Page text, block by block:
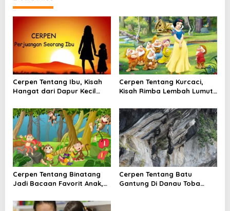
n
a
v
i
g
a
t
i
o
n
Cerpen Tentang Ibu, Kisah
Hangat dari Dapur Kecil
Pulang
Cerpen Tentang Kurcaci,
Kisah Rimba Lembah Lumut
Cerpen Tentang Binatang
Jadi Bacaan Favorit Anak,
Cerpen Tentang Batu
Gantung Di Danau Toba